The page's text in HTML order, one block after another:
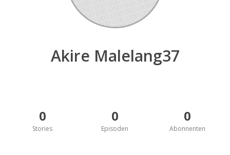
Akire Malelang37
0
Stories
0
Episoden
0
Abonnenten